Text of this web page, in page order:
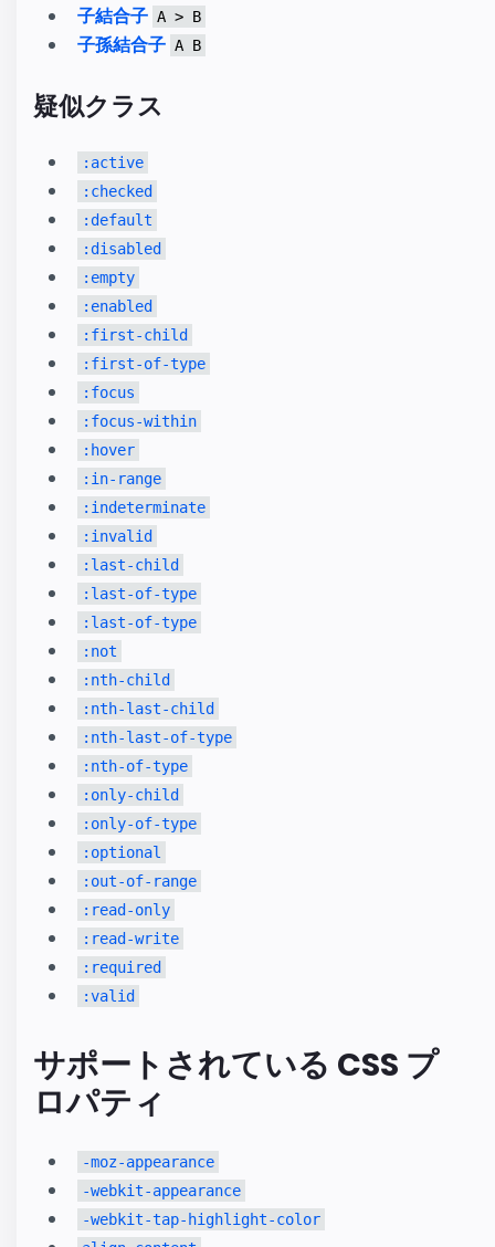
子結合子 A > B
子孫結合子 A B
疑似クラス
:active
:checked
:default
:disabled
:empty
:enabled
:first-child
:first-of-type
:focus
:focus-within
:hover
:in-range
:indeterminate
:invalid
:last-child
:last-of-type
:last-of-type
:not
:nth-child
:nth-last-child
:nth-last-of-type
:nth-of-type
:only-child
:only-of-type
:optional
:out-of-range
:read-only
:read-write
:required
:valid
サポートされている CSS プ
ロパティ
-moz-appearance
-webkit-appearance
-webkit-tap-highlight-color